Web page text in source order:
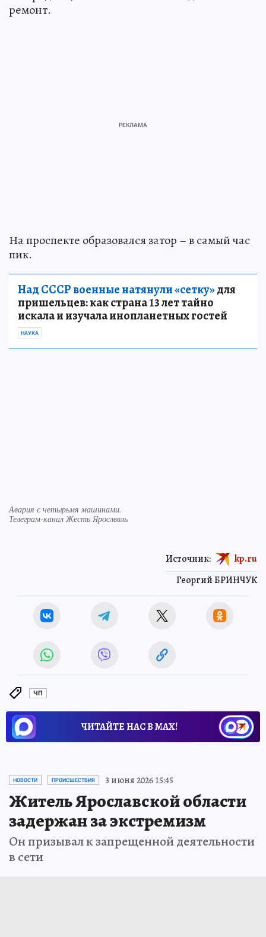
ремонт.
На проспекте образовался затор – в самый час
пик.
Над СССР военные натянули «сетку»для
пришельцев: как страна 13 лет тайно
искала и изучала инопланетных гостей
НАУКА
Авария с четырьмя машинами.
Телеграм-канал Жесть Ярослввль
Георгий БРИНЧУК
Источник: kp.ru
ЧП
ЧИТАЙТЕ НАС В МАХ!
НОВОСТИ ПРОИСШЕСТВИЯ 3 июня 2026 15:45
Житель Ярославcкой области
задержан за экстремизм
Он призывал к запрещенной деятельности
в сети